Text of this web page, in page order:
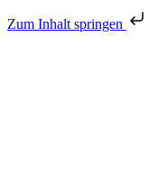
Zum Inhalt springen